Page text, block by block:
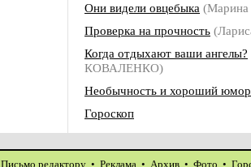
Они видели овцебыка
Проверка на прочность
Когда отдыхают ваши ангелы?
КОВАЛЕНКО)
Необычность и хороший юмор
Гороскоп
Письмо редактору • Реклама • Архив • Фото •